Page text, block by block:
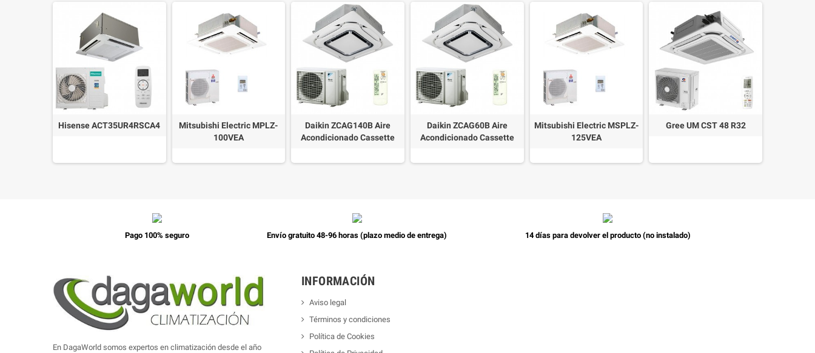
Hisense ACT35UR4RSCA4
Mitsubishi Electric MPLZ-
100VEA
Daikin ZCAG140B Aire
Acondicionado Cassette
Daikin ZCAG60B Aire
Acondicionado Cassette
Mitsubishi Electric MSPLZ-
125VEA
Gree UM CST 48 R32
Pago 100% seguro Envío gratuito 48-96 horas (plazo medio de entrega) 14 días para devolver el producto (no instalado)
En DagaWorld somos expertos en climatización desde el año
INFORMACIÓN
Aviso legal
Términos y condiciones
Política de Cookies